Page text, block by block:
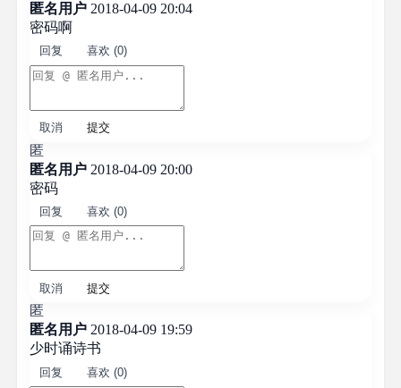
匿名用户 2018-04-09 20:04
密码啊
回复 喜欢 (0)
取消 提交
匿
匿名用户 2018-04-09 20:00
密码
回复 喜欢 (0)
取消 提交
匿
匿名用户 2018-04-09 19:59
少时诵诗书
回复 喜欢 (0)